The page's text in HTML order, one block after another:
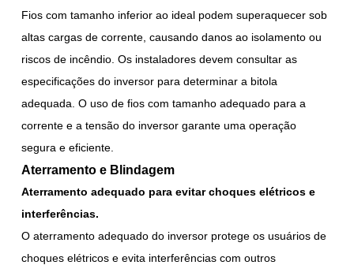
Fios com tamanho inferior ao ideal podem superaquecer sob
altas cargas de corrente, causando danos ao isolamento ou
riscos de incêndio. Os instaladores devem consultar as
especificações do inversor para determinar a bitola
adequada. O uso de fios com tamanho adequado para a
corrente e a tensão do inversor garante uma operação
segura e eficiente.
Aterramento e Blindagem
Aterramento adequado para evitar choques elétricos e
interferências.
O aterramento adequado do inversor protege os usuários de
choques elétricos e evita interferências com outros